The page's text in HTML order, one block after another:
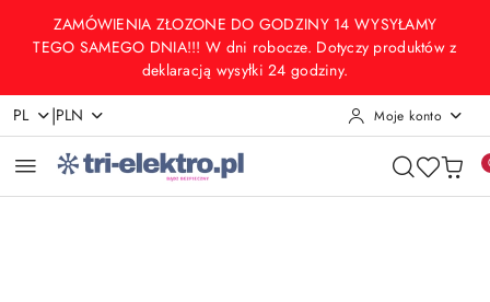
Przejdź do treści głównej
Przejdź do wyszukiwarki
Przejdź do moje konto
Przejdź do menu głównego
Przejdź do opisu produktu
Przejdź do stopki
ZAMÓWIENIA ZŁOZONE DO GODZINY 14 WYSYŁAMY
TEGO SAMEGO DNIA!!! W dni robocze. Dotyczy produktów z
deklaracją wysyłki 24 godziny.
PL |PLN Moje konto